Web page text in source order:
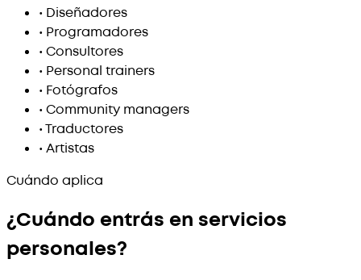
• Diseñadores
• Programadores
• Consultores
• Personal trainers
• Fotógrafos
• Community managers
•Traductores
• Artistas
Cuándo aplica
¿Cuándo entrás en servicios
personales?